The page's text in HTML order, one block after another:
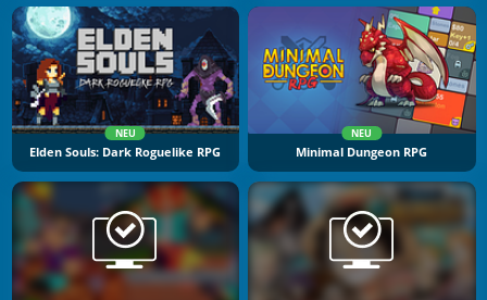
NEU
Elden Souls: Dark Roguelike RPG
NEU
Minimal Dungeon RPG